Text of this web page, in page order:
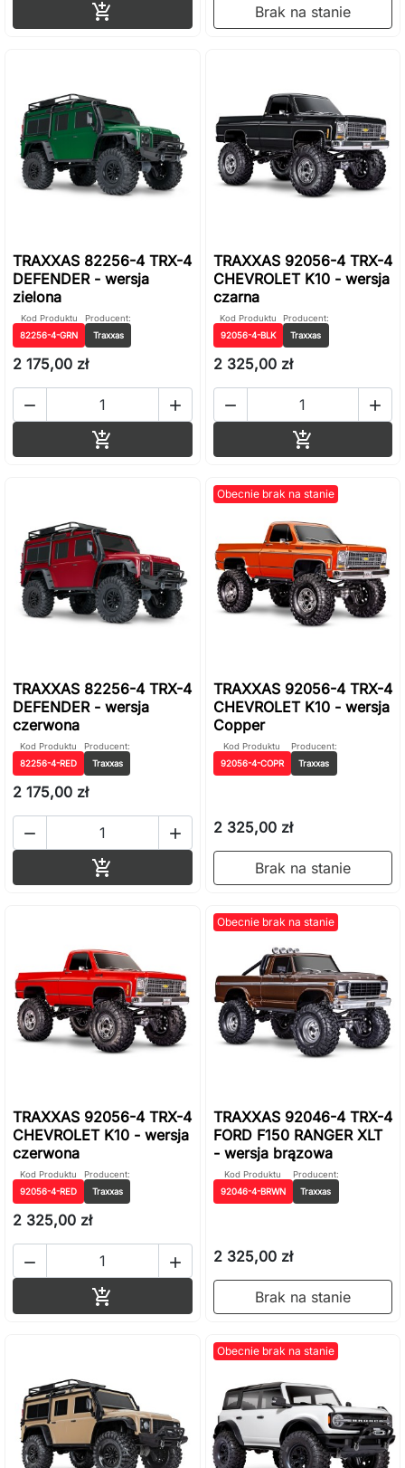
 Brak na stanie
TRAXXAS 82256-4 TRX-4
DEFENDER - wersja
zielona
Kod Produktu
82256-4-GRN
Producent:
Traxxas
2 175,00 zł
 

TRAXXAS 92056-4 TRX-4
CHEVROLET K10 - wersja
czarna
Kod Produktu
92056-4-BLK
Producent:
Traxxas
2 325,00 zł
 

TRAXXAS 82256-4 TRX-4
DEFENDER - wersja
czerwona
Kod Produktu
82256-4-RED
Producent:
Traxxas
2 175,00 zł
 

Obecnie brak na stanie
TRAXXAS 92056-4 TRX-4
CHEVROLET K10 - wersja
Copper
Kod Produktu
92056-4-COPR
Producent:
Traxxas
2 325,00 zł
Brak na stanie
TRAXXAS 92056-4 TRX-4
CHEVROLET K10 - wersja
czerwona
Kod Produktu
92056-4-RED
Producent:
Traxxas
2 325,00 zł
 

Obecnie brak na stanie
TRAXXAS 92046-4 TRX-4
FORD F150 RANGER XLT
- wersja brązowa
Kod Produktu
92046-4-BRWN
Producent:
Traxxas
2 325,00 zł
Brak na stanie
Obecnie brak na stanie